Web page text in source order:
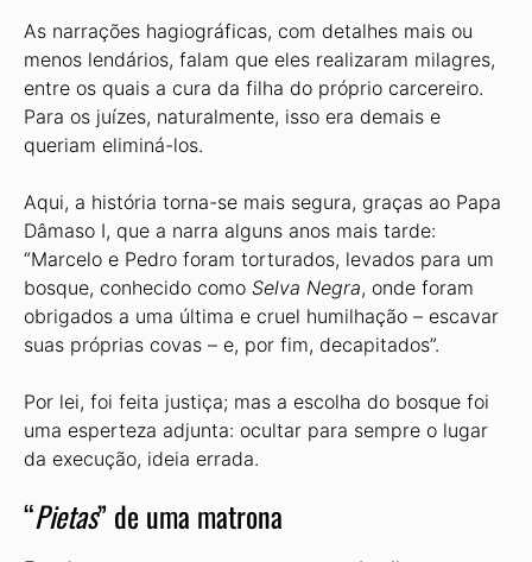
As narrações hagiográficas, com detalhes mais ou
menos lendários, falam que eles realizaram milagres,
entre os quais a cura da filha do próprio carcereiro.
Para os juízes, naturalmente, isso era demais e
queriam eliminá-los.
Aqui, a história torna-se mais segura, graças ao Papa
Dâmaso I, que a narra alguns anos mais tarde:
“Marcelo e Pedro foram torturados, levados para um
bosque, conhecido como Selva Negra, onde foram
obrigados a uma última e cruel humilhação – escavar
suas próprias covas – e, por fim, decapitados”.
Por lei, foi feita justiça; mas a escolha do bosque foi
uma esperteza adjunta: ocultar para sempre o lugar
da execução, ideia errada.
“Pietas” de uma matrona